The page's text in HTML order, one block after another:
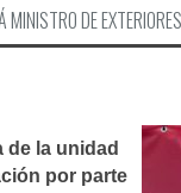
MINISTRO DE EXTERIORES
de la unidad
por parte